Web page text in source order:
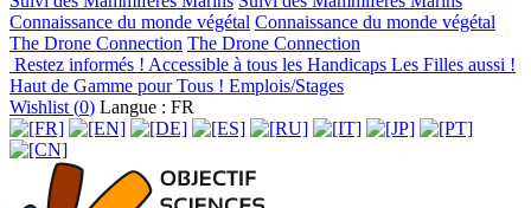
Connaissance du monde végétal Connaissance du monde végétal
The Drone Connection The Drone Connection
Restez informés ! Accessible à tous les Handicaps Les Filles aussi !
Haut de Gamme pour Tous ! Emplois/Stages
Wishlist (0) Langue : FR